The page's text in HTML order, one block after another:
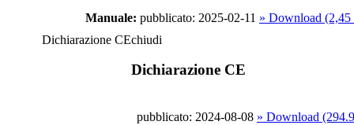
Manuale: pubblicato: 2025-02-11 » Download
Dichiarazione CEchiudi
Dichiarazione CE
pubblicato: 2024-08-08 » Download